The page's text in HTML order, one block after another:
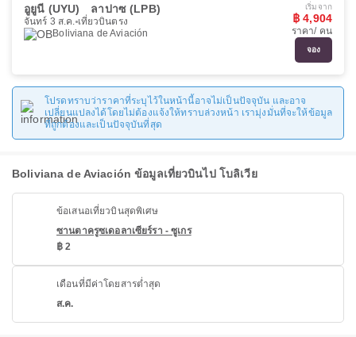
อูยูนี (UYU) ลาปาซ (LPB)
จันทร์ 3 ส.ค. เที่ยวบินตรง
Boliviana de Aviación
เริ่มจาก
฿ 4,904
ราคา/ คน
จอง
โปรดทราบว่าราคาที่ระบุไว้ในหน้านี้อาจไม่เป็นปัจจุบัน และอาจ
เปลี่ยนแปลงได้โดยไม่ต้องแจ้งให้ทราบล่วงหน้า เรามุ่งมั่นที่จะให้ข้อมูล
ที่ถูกต้องและเป็นปัจจุบันที่สุด
Boliviana de Aviación ข้อมูลเที่ยวบินไป โบลิเวีย
ข้อเสนอเที่ยวบินสุดพิเศษ
ซานตาครูซเดอลาเซียร์รา - ซูเกร
฿ 2
เดือนที่มีค่าโดยสารต่ำสุด
ส.ค.